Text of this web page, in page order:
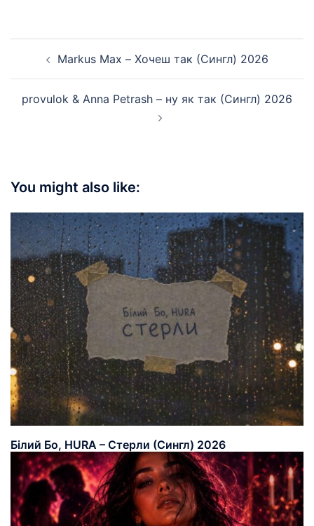
navigationMarkus Max – Хочеш так (Сингл) 2026
provulok & Anna Petrash – ну як так (Сингл) 2026
You might also like:
Білий Бо, HURA – Стерли (Сингл) 2026